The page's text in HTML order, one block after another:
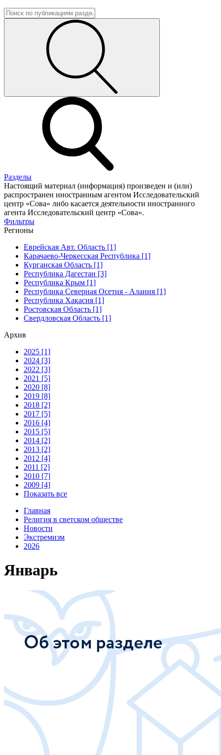
Разделы
Настоящий материал (информация) произведен и (или)
распространен иностранным агентом Исследовательский
центр «Сова» либо касается деятельности иностранного
агента Исследовательский центр «Сова».
Фильтры
Регионы
Еврейская Авт. Область [1]
Карачаево-Черкесская Республика [1]
Курганская Область [1]
Республика Дагестан [3]
Республика Крым [1]
Республика Северная Осетия - Алания [1]
Республика Хакасия [1]
Ростовская Область [1]
Свердловская Область [1]
Архив
2025 [1]
2024 [3]
2022 [3]
2021 [5]
2020 [8]
2019 [8]
2018 [2]
2017 [5]
2016 [4]
2015 [5]
2014 [2]
2013 [2]
2012 [4]
2011 [2]
2010 [7]
2009 [4]
Показать все
Главная
Религия в светском обществе
Новости
Экстремизм
2026
Январь